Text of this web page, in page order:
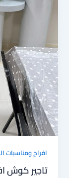
افراح ومناسبات